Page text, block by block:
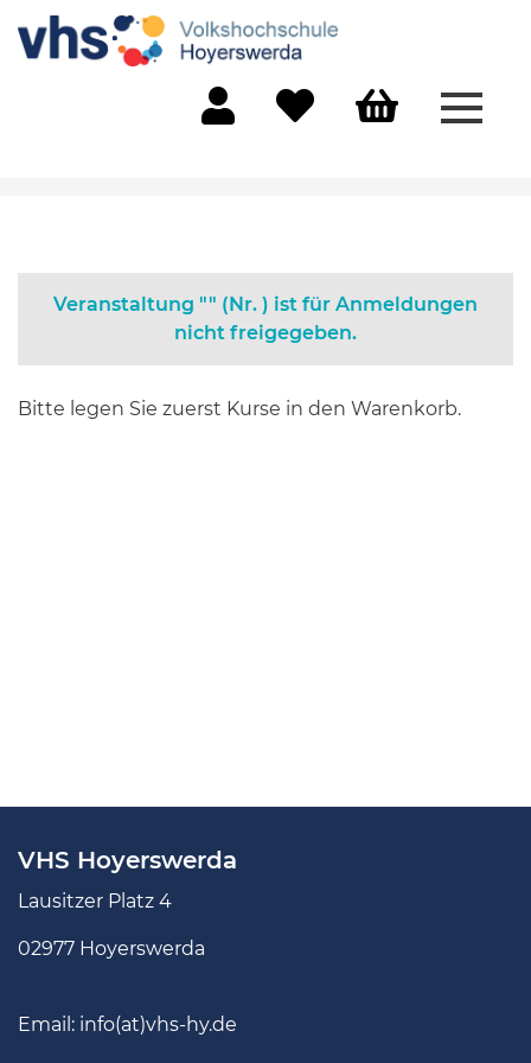
Veranstaltung "" (Nr. ) ist für Anmeldungen
nicht freigegeben.
Bitte legen Sie zuerst Kurse in den Warenkorb.
VHS Hoyerswerda
Lausitzer Platz 4
02977 Hoyerswerda
Email: info(at)vhs-hy.de